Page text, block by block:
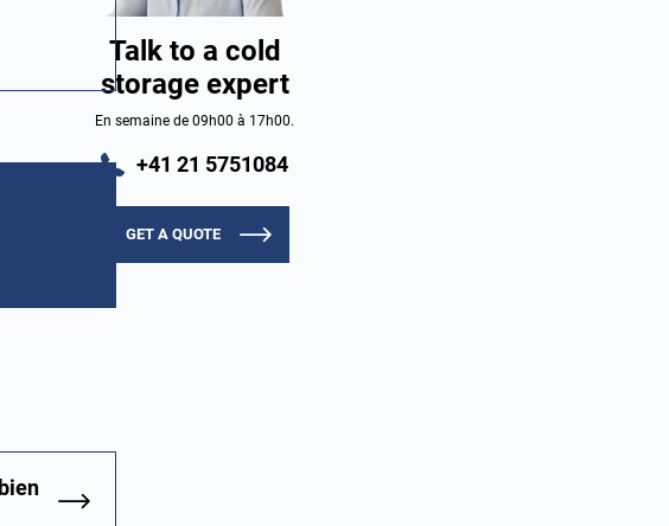
Talk to a cold
storage expert
En semaine de 09h00 à 17h00.
+41 21 5751084
GET A QUOTE